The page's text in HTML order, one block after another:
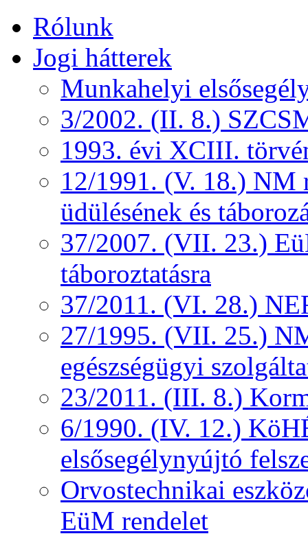
Rólunk
Jogi hátterek
Munkahelyi
3/2002. (II. 8.)
1993. évi XCIII.
12/1991. (V. 18.) NM
üdülésének és
37/2007. (VII. 23.)
táboroztatásra
37/2011. (VI. 28.)
27/1995. (VII. 25.)
egészségügyi
23/2011. (III. 8.)
6/1990. (IV. 12.)
elsősegélynyújtó
Orvostechnikai
EüM rendelet